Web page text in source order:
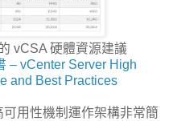
vCSA 硬體資源建議
– vCenter Server High
and Best Practices
用性機制運作架構非常簡